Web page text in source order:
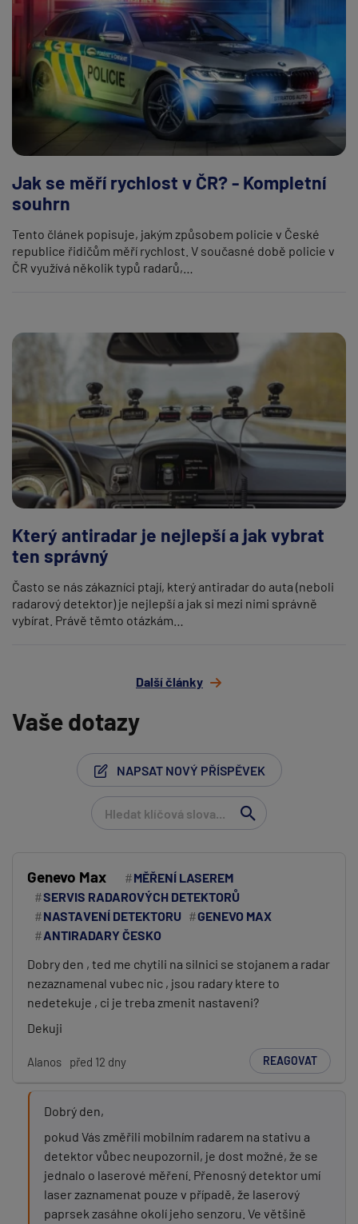
Jak se měří rychlost v ČR? - Kompletní
souhrn
Tento článek popisuje, jakým způsobem policie v České
republice řidičům měří rychlost. V současné době policie v
ČR využívá několik typů radarů,…
Který antiradar je nejlepší a jak vybrat
ten správný
Často se nás zákazníci ptají, který antiradar do auta (neboli
radarový detektor) je nejlepší a jak si mezi nimi správně
vybírat. Právě těmto otázkám…
Další články
Vaše dotazy
NAPSAT NOVÝ PŘÍSPĚVEK
Vaše jméno:
Váš e-mail:
Zpráva:
Genevo Max
MĚŘENÍ LASEREM
SERVIS RADAROVÝCH DETEKTORŮ
NASTAVENÍ DETEKTORU
GENEVO MAX
ANTIRADARY ČESKO
Dobry den , ted me chytili na silnici se stojanem a radar
nezaznamenal vubec nic , jsou radary ktere to
nedetekuje , ci je treba zmenit nastaveni?
Dekuji
Alanos před 12 dny REAGOVAT
Dobrý den,
pokud Vás změřili mobilním radarem na stativu a
detektor vůbec neupozornil, je dost možné, že se
jednalo o laserové měření. Přenosný detektor umí
laser zaznamenat pouze v případě, že laserový
paprsek zasáhne okolí jeho senzoru. Ve většině